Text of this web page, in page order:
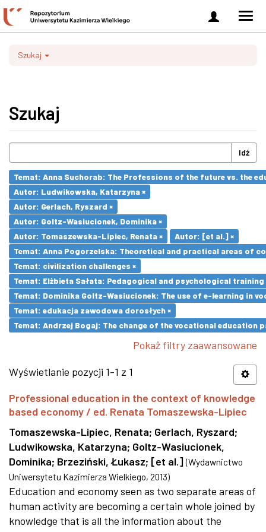
Zaloguj
się
Szukaj
Szukaj
Idź
Temat: Anna Suchorab: The Professions of the future vs. the
Autor: Ludwikowska, Katarzyna ×
Autor: Gerlach, Ryszard ×
Autor: Goltz-Wasiucionek, Dominika ×
Autor: Tomaszewska-Lipiec, Renata ×
Autor: [et al.] ×
Temat: Anna Pogorzelska: Theoretical and practical areas of
Temat: civilization challenges ×
Temat: Elżbieta Sałata: Pedagogical and psychological
Temat: Dominika Goltz-Wasiucionek: The use of e-learning in
Temat: edukacja zawodowa dorosłych ×
Temat: Andrzej Bogaj: The change of the vocational education
Pokaż filtry zaawansowane
Wyświetlanie pozycji 1-1 z 1
Professional education in the context of knowledge
based economy / ed. Renata Tomaszewska-Lipiec
Tomaszewska-Lipiec, Renata; Gerlach, Ryszard;
Ludwikowska, Katarzyna; Goltz-Wasiucionek,
Dominika; Brzeziński, Łukasz; [et al.] (Wydawnictwo
Uniwersytetu Kazimierza Wielkiego, 2013)
Education and economy seen as two separate areas of
human activity are becoming a certain whole joined by
knowledge that is all the information about the